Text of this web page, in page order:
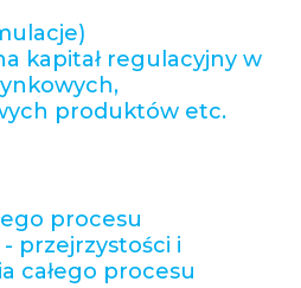
kapitał regulacyjny w
produktów etc.
procesu
przejrzystości i
całego procesu